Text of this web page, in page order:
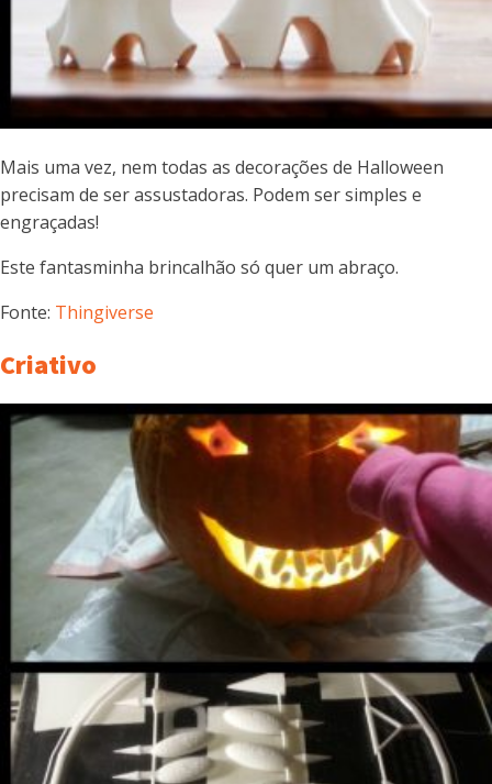
Mais uma vez, nem todas as decorações de Halloween
precisam de ser assustadoras. Podem ser simples e
engraçadas!
Este fantasminha brincalhão só quer um abraço.
Fonte: Thingiverse
Criativo